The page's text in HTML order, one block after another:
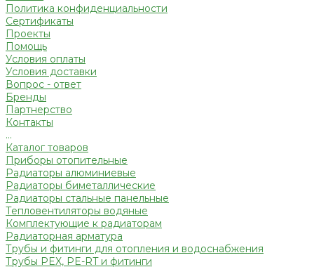
Политика конфиденциальности
Сертификаты
Проекты
Помощь
Условия оплаты
Условия доставки
Вопрос - ответ
Бренды
Партнерство
Контакты
...
Каталог товаров
Приборы отопительные
Радиаторы алюминиевые
Радиаторы биметаллические
Радиаторы стальные панельные
Тепловентиляторы водяные
Комплектующие к радиаторам
Радиаторная арматура
Трубы и фитинги для отопления и водоснабжения
Трубы PEX, PE-RT и фитинги